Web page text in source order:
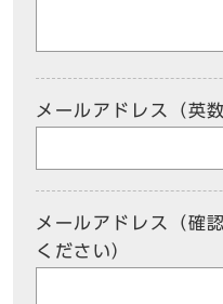
メールアドレス（英
メールアドレス（確
ください）